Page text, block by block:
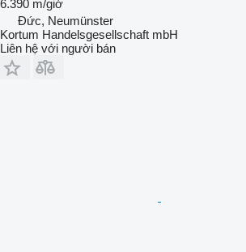
6.390 m/giờ
Đức, Neumünster
Kortum Handelsgesellschaft mbH
Liên hệ với người bán